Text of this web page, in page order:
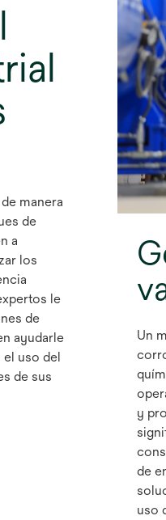
manera
de
a
los
le
de
ayudarle
el uso del
de sus
Un
y
de
uso